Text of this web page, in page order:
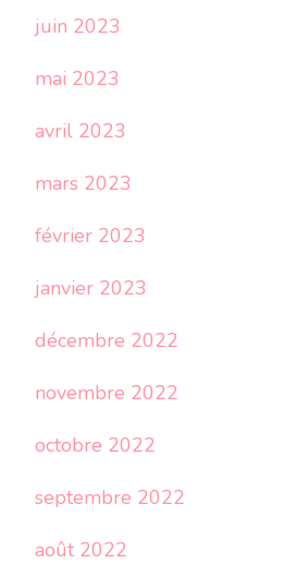
juin 2023
mai 2023
avril 2023
mars 2023
février 2023
janvier 2023
décembre 2022
novembre 2022
octobre 2022
septembre 2022
août 2022